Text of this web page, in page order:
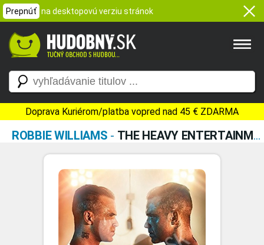
Prepnúť na desktopovú verziu stránok
Doprava Kuriérom/platba vopred nad 45 € ZDARMA
ROBBIE WILLIAMS - THE HEAVY ENTERTAINMENT SHOW (HARDCOVER BOOK CD+DVD)